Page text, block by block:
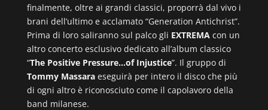
finalmente, oltre ai grandi classici, proporrà dal vivo i
brani dell’ultimo e acclamato “Generation Antichrist”.
Prima di loro saliranno sul palco gli EXTREMAcon un
altro concerto esclusivo dedicato all’album classico
“The Positive Pressure…of Injustice”. Il gruppo di
Tommy Massaraeseguirà per intero il disco che più
di ogni altro è riconosciuto come il capolavoro della
band milanese.